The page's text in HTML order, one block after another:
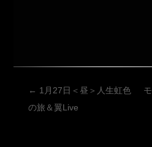
投
稿
← 1月27日＜昼＞人生虹色
の旅＆翼Live